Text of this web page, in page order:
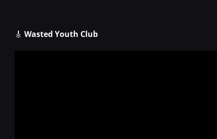
🎸 Wasted Youth Club